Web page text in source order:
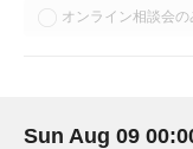
オンライン相談会の
Sun Aug 09